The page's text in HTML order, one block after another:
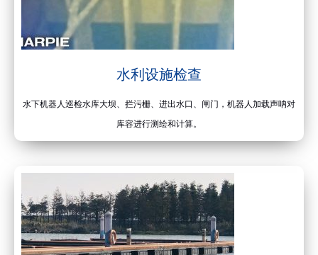
水利设施检查
水下机器人巡检水库大坝、拦污栅、进出水口、闸门，机器人加载声呐对
库容进行测绘和计算。